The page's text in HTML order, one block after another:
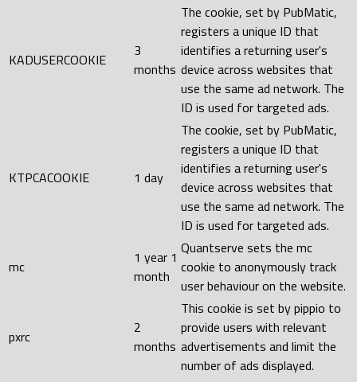
KADUSERCOOKIE
3
months
The cookie, set by PubMatic,
registers a unique ID that
identifies a returning user's
device across websites that
use the same ad network. The
ID is used for targeted ads.
KTPCACOOKIE 1 day
The cookie, set by PubMatic,
registers a unique ID that
identifies a returning user's
device across websites that
use the same ad network. The
ID is used for targeted ads.
mc
1 year 1
month
Quantserve sets the mc
cookie to anonymously track
user behaviour on the website.
pxrc
2
months
This cookie is set by pippio to
provide users with relevant
advertisements and limit the
number of ads displayed.